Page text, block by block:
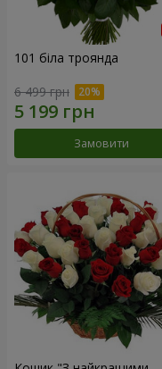
101 біла троянда
6 499 грн
Замовити